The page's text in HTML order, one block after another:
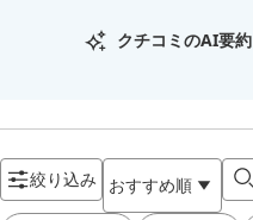
クチコミのAI要約
絞り込み おすすめ順